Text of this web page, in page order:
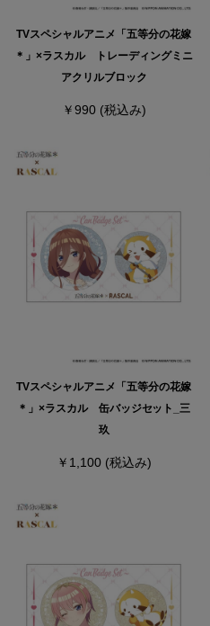
TVスペシャルアニメ「五等分の花嫁
＊」×ラスカル トレーディングミニ
アクリルブロック
￥990 (税込み)
TVスペシャルアニメ「五等分の花嫁
＊」×ラスカル 缶バッジセット_三
玖
￥1,100 (税込み)